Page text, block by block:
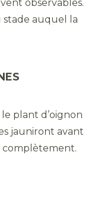
observables.
stade auquel la
plant d’oignon
jauniront avant
complètement.